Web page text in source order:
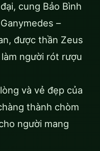
cung Bảo Bình
–
được thần Zeus
người rót rượu
và vẻ đẹp của
thành chòm
người mang